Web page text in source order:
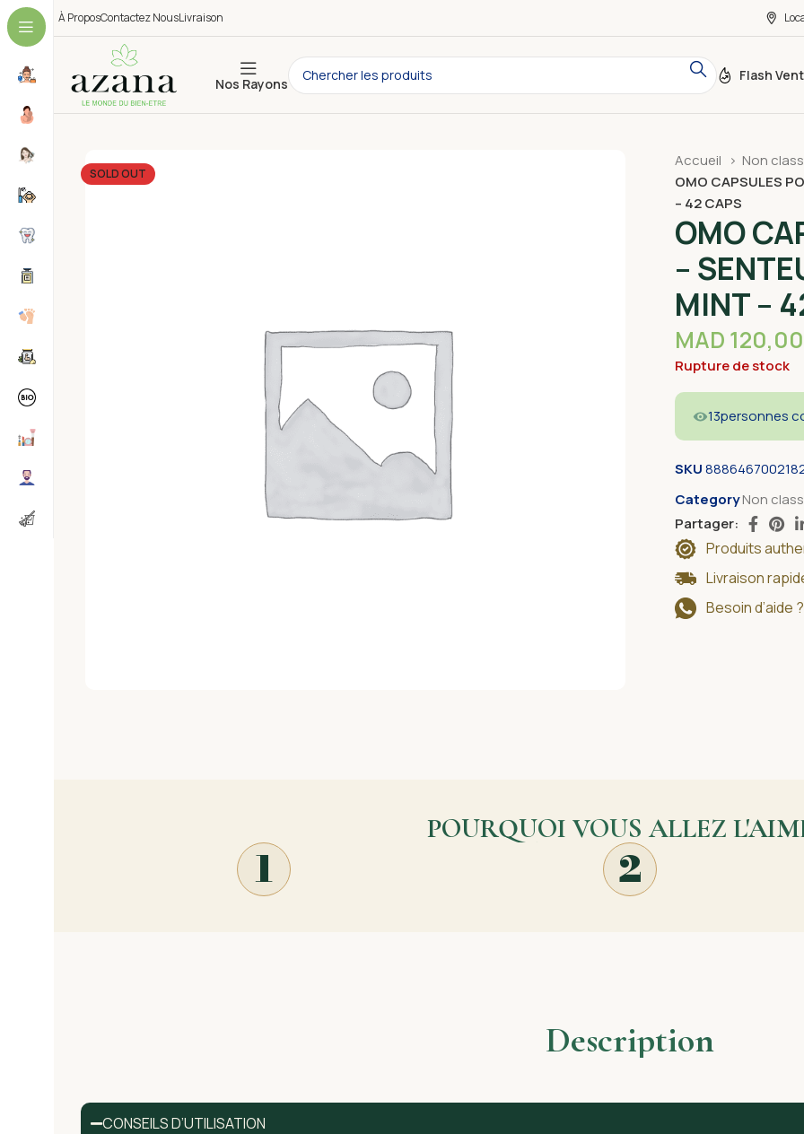
À ProposContactez NousLivraison
Nos Rayons
Flash
SOLD OUT
Accueil
Non
OMO CAPSULES
– 42 CAPS
OMO
–
MINT –
MAD 120,00
Rupture de stock
13personnes
SKU
CategoryNon
Partager:
Produits
Livraison
Besoin
POURQUOI VOUS ALLEZ
1 2
Description
CONSEILS D’UTILISATION